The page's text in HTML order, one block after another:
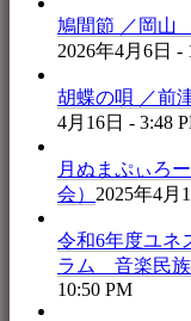
鳩間節 ／岡山
2026年4月6日 -
胡蝶の唄 ／前
4月16日 - 3:48
月ぬまぷぃろ
会） 2025年4月
令和6年度ユネ
ラム 音楽民族
10:50 PM